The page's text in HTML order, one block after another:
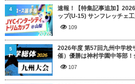
速報！【特集記事追加】
ップ(U-15) サンフレッチェ
109
4
2026年度 第57回九州中学校
催）優勝は神村学園中等部
107
5